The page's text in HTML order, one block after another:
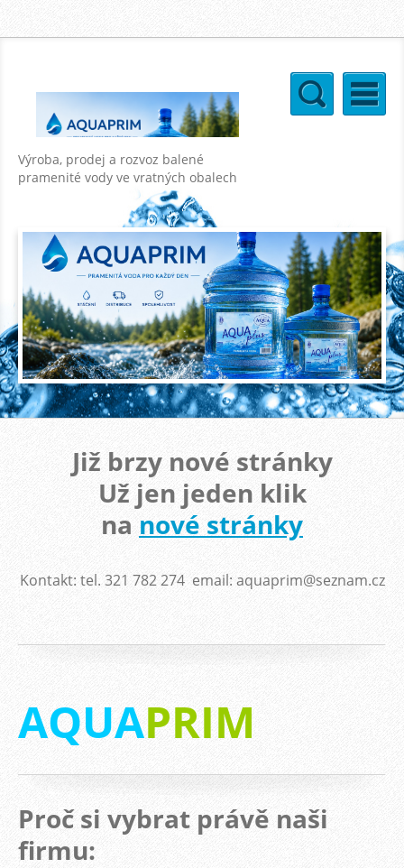
Výroba, prodej a rozvoz balené
pramenité vody ve vratných obalech
Již brzy nové stránky
Už jen jeden klik
na nové stránky
Kontakt: tel. 321 782 274 email: aquaprim@seznam.cz
AQUAPRIM
Proč si vybrat právě naši
firmu: